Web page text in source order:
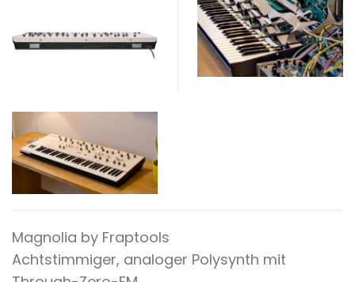
Magnolia by Fraptools
Achtstimmiger, analoger Polysynth mit